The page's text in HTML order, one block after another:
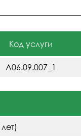
Код услуги
A06.09.007_1